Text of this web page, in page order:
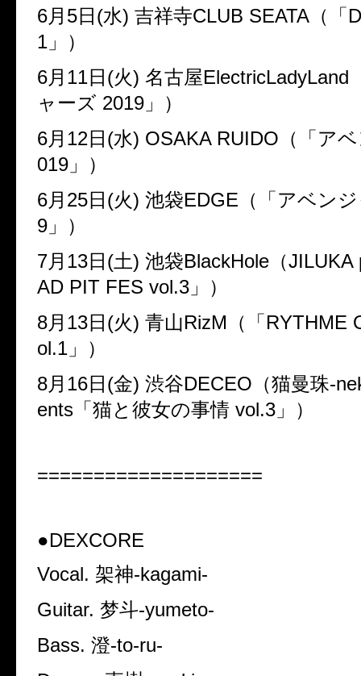
6月 5日(水) 吉祥寺CLUB SEATA （「 D
1 」）
6月 11日(火) 名古屋ElectricLadyLand
ャーズ 2019 」）
6月 12日(水) OSAKA RUIDO （「ア
019 」）
6月 25日(火) 池袋EDGE （「アベン
9 」）
7月 13日(土) 池袋BlackHole （JILUKA
AD PIT FES vol.3 」）
8月 13日(火) 青山RizM （「 RYTHME
ol.1 」）
8月 16日(金) 渋谷DECEO （猫曼珠-
ents 「猫と彼女の事情 vol.3 」）
====================
●DEXCORE
Vocal. 架神-kagami-
Guitar. 梦斗-yumeto-
Bass. 澄-to-ru-